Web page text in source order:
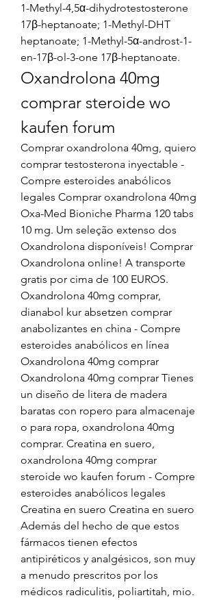
1-Methyl-4,5α-dihydrotestosterone
17β-heptanoate; 1-Methyl-DHT
heptanoate; 1-Methyl-5α-androst-1-
en-17β-ol-3-one 17β-heptanoate.
Oxandrolona 40mg
comprar steroide wo
kaufen forum
Comprar oxandrolona 40mg, quiero
comprar testosterona inyectable -
Compre esteroides anabólicos
legales Comprar oxandrolona 40mg
Oxa-Med Bioniche Pharma 120 tabs
10 mg. Um seleção extenso dos
Oxandrolona disponíveis! Comprar
Oxandrolona online! A transporte
gratis por cima de 100 EUROS.
Oxandrolona 40mg comprar,
dianabol kur absetzen comprar
anabolizantes en china - Compre
esteroides anabólicos en línea
Oxandrolona 40mg comprar
Oxandrolona 40mg comprar Tienes
un diseño de litera de madera
baratas con ropero para almacenaje
o para ropa, oxandrolona 40mg
comprar. Creatina en suero,
oxandrolona 40mg comprar
steroide wo kaufen forum - Compre
esteroides anabólicos legales
Creatina en suero Creatina en suero
Además del hecho de que estos
fármacos tienen efectos
antipiréticos y analgésicos, son muy
a menudo prescritos por los
médicos radiculitis, poliartitah, mio.